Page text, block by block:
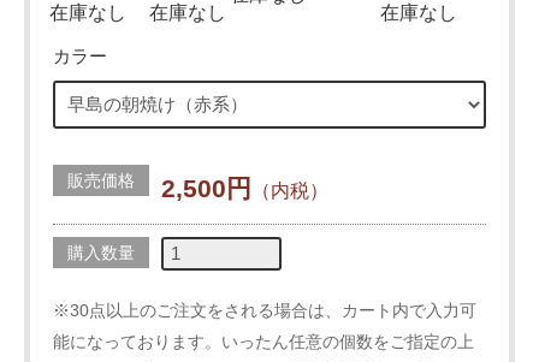
在庫なし
在庫なし
在庫なし
カラー
販売価格 2,500円 （内税）
購入数量
※30点以上のご注文をされる場合は、カート内で入力可
能になっております。いったん任意の個数をご指定の上